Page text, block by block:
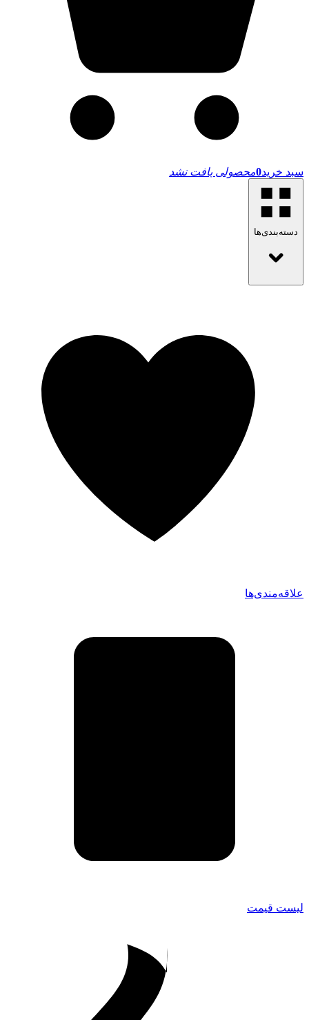
سبد خرید0محصولی یافت نشد
دسته‌بندی‌ها
علاقه‌مندی‌ها
لیست قیمت